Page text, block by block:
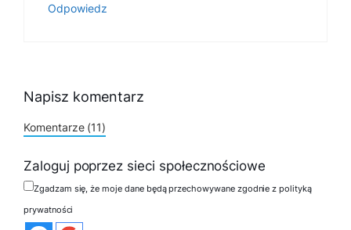
Odpowiedz
Napisz komentarz
Komentarze (11)
Zaloguj poprzez sieci społecznościowe
Zgadzam się, że moje dane będą przechowywane zgodnie z polityką
prywatności